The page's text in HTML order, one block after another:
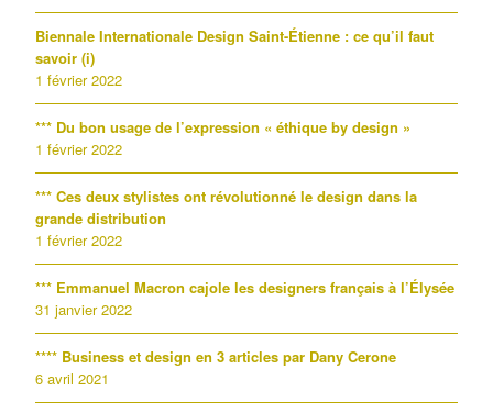
Biennale Internationale Design Saint-Étienne : ce qu’il faut
savoir (i)
1 février 2022
*** Du bon usage de l’expression « éthique by design »
1 février 2022
*** Ces deux stylistes ont révolutionné le design dans la
grande distribution
1 février 2022
*** Emmanuel Macron cajole les designers français à l’Élysée
31 janvier 2022
**** Business et design en 3 articles par Dany Cerone
6 avril 2021